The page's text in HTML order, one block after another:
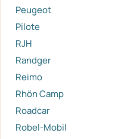
Peugeot
Pilote
RJH
Randger
Reimo
Rhön Camp
Roadcar
Robel-Mobil